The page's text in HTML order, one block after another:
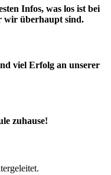
Infos, was los ist bei
wir überhaupt sind.
viel Erfolg an unserer
zuhause!